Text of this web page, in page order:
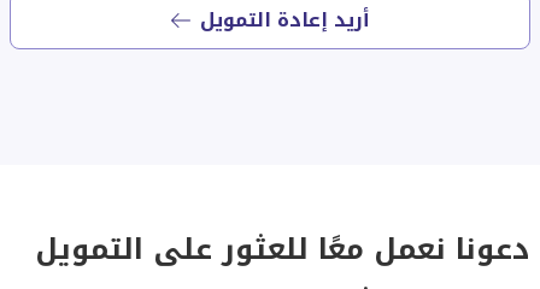
أريد إعادة التمويل
دعونا نعمل معًا للعثور على التمويل